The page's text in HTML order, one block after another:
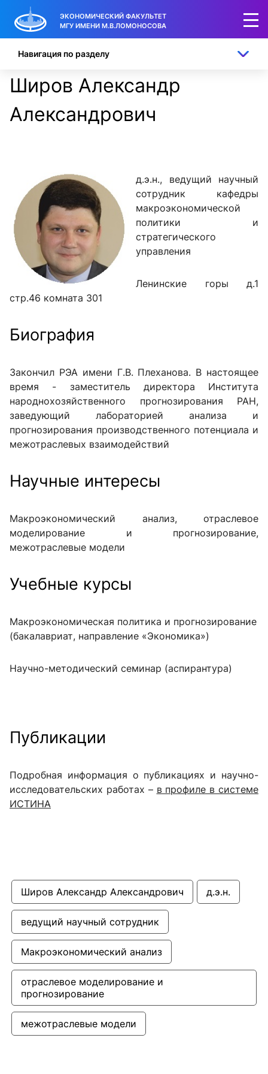
ЭКОНОМИЧЕСКИЙ ФАКУЛЬТЕТ
МГУ ИМЕНИ М.В.ЛОМОНОСОВА
Широв Александр
Александрович
Навигация по разделу
д.э.н., ведущий научный
сотрудник кафедры
макроэкономической
политики и
стратегического
управления
Ленинские горы д.1
стр.46 комната 301
Биография
Закончил РЭА имени Г.В. Плеханова. В настоящее
время - заместитель директора Института
народнохозяйственного прогнозирования РАН,
заведующий лабораторией анализа и
прогнозирования производственного потенциала и
межотраслевых взаимодействий
Научные интересы
Макроэкономический анализ, отраслевое
моделирование и прогнозирование,
межотраслевые модели
Учебные курсы
Макроэкономическая политика и прогнозирование
(бакалавриат, направление «Экономика»)
Научно-методический семинар (аспирантура)
Публикации
Подробная информация о публикациях и научно-
исследовательских работах – в профиле в системе
ИСТИНА
Широв Александр Александрович д.э.н.
ведущий научный сотрудник
Макроэкономический анализ
отраслевое моделирование и
прогнозирование
межотраслевые модели